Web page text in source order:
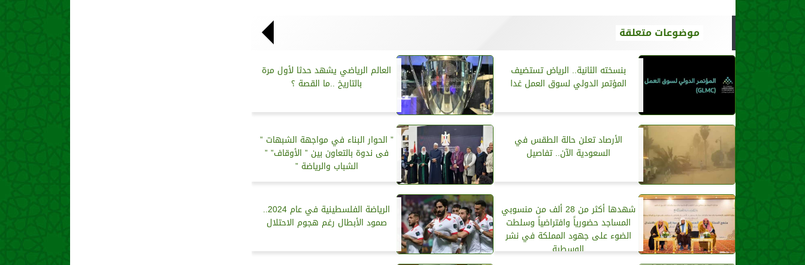
موضوعات متعلقة
بنسخته الثانية.. الرياض تستضيف
المؤتمر الدولي لسوق العمل غدا
العالم الرياضي يشهد حدثا لأول مرة
بالتاريخ ..ما القصة ؟
الأرصاد تعلن حالة الطقس في
السعودية الآن.. تفاصيل
” الحوار البناء في مواجهة الشبهات ”
فى ندوة بالتعاون بين ” الأوقاف” ”
الشباب والرياضة ”
شهدها أكثر من 28 ألف من منسوبي
المساجد حضورياً وافتراضياً وسلطت
الضوء على جهود المملكة في نشر
الوسطية
الرياضة الفلسطينية في عام 2024..
صمود الأبطال رغم هجوم الاحتلال